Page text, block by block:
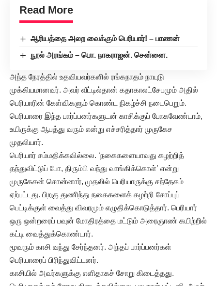
Read More
ஆரியத்தை அலற வைக்கும் பெரியார்! – பாணன்
நூல் அரங்கம் – பொ. நாகராஜன். சென்னை.
அந்த நேரத்தில் உதவியவர்களில் ரங்கநாதம் நாயுடு
முக்கியமானவர். அவர் வீட்டில்தான் கதாகாலட்சேபமும் அதில்
பெரியாரின் கேள்விகளும் கொண்ட நிகழ்ச்சி நடைபெறும்.
பெரியாரை இந்த பார்ப்பனர்களுடன் காசிக்குப் போகவேண்டாம்,
உயிருக்கு ஆபத்து வரும் என்று எச்சரித்தார் முருகேச
முதலியார்.
பெரியார் சம்மதிக்கவில்லை. ‘நகைகளையாவது கழற்றித்
தந்துவிட்டுப் போ, திரும்பி வந்து வாங்கிக்கொள்’ என்று
முருகேசன் சொன்னார், முதலில் பெரியாருக்கு சந்தேகம்
ஏற்பட்டது. பிறகு துணிந்து நகைகளைக் கழற்றி சோப்புப்
பெட்டிக்குள் வைத்து விவரமும் எழுதிக்கொடுத்தார். பெரியார்
ஒரு ஒன்றரைப் பவுன் மோதிரத்தை மட்டும் அரைஞாண் கயிற்றில்
கட்டி வைத்துக்கொண்டார்.
மூவரும் காசி வந்து சேர்ந்தனர். அந்தப் பார்ப்பனர்கள்
பெரியாரைப் பிரிந்துவிட்டனர்.
காசியில் அவர்களுக்கு எளிதாகச் சோறு கிடைத்தது.